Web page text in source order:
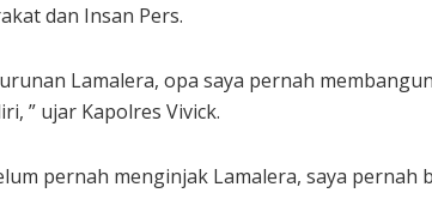
dan Insan Pers.
Lamalera, opa saya pernah
” ujar Kapolres Vivick.
pernah menginjak Lamalera, saya pernah